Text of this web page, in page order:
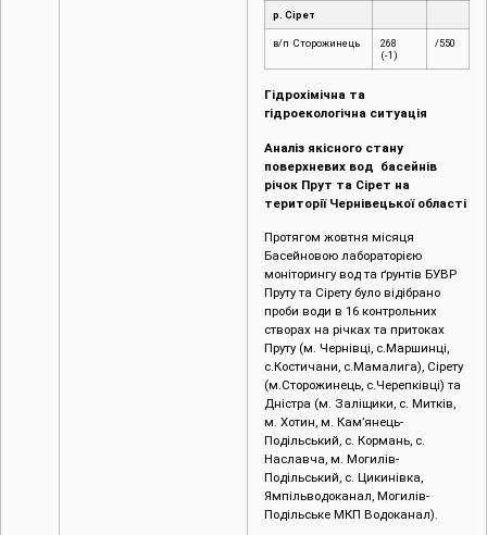
р. Сірет
в/п Сторожинець
268
(-1)
/550
Гідрохімічна та
гідроекологічна ситуація
Аналіз якісного стану
поверхневих вод басейнів
річок Прут та Сірет на
території Чернівецької області
Протягом жовтня місяця
Басейновою лабораторією
моніторингу вод та ґрунтів БУВР
Пруту та Сірету було відібрано
проби води в 16 контрольних
створах на річках та притоках
Пруту (м. Чернівці, c.Маршинці,
с.Костичани, с.Мамалига), Сірету
(м.Сторожинець, с.Черепківці) та
Дністра (м. Заліщики, с. Митків,
м. Хотин, м. Кам’янець-
Подільський, с. Кормань, с.
Наславча, м. Могилів-
Подільський, с. Цикинівка,
Ямпільводоканал, Могилів-
Подільське МКП Водоканал).